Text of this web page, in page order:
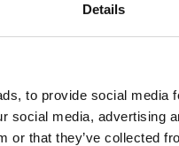
Details
to provide social media
social media, advertising
or that they’ve collected
ÖSTERSUND
Servering
FOR